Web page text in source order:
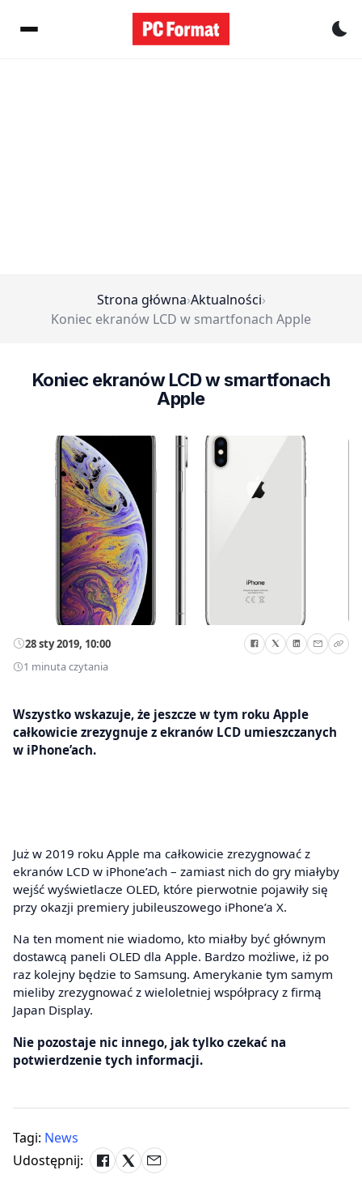
Strona główna›Aktualności›
Koniec ekranów LCD w smartfonach Apple
Koniec ekranów LCD w smartfonach
Apple
28 sty 2019, 10:00
1 minuta czytania
Wszystko wskazuje, że jeszcze w tym roku Apple
całkowicie zrezygnuje z ekranów LCD umieszczanych
w iPhone’ach.
Już w 2019 roku Apple ma całkowicie zrezygnować z
ekranów LCD w iPhone’ach – zamiast nich do gry miałyby
wejść wyświetlacze OLED, które pierwotnie pojawiły się
przy okazji premiery jubileuszowego iPhone’a X.
Na ten moment nie wiadomo, kto miałby być głównym
dostawcą paneli OLED dla Apple. Bardzo możliwe, iż po
raz kolejny będzie to Samsung. Amerykanie tym samym
mieliby zrezygnować z wieloletniej współpracy z firmą
Japan Display.
Nie pozostaje nic innego, jak tylko czekać na
potwierdzenie tych informacji.
Tagi: News
Udostępnij: